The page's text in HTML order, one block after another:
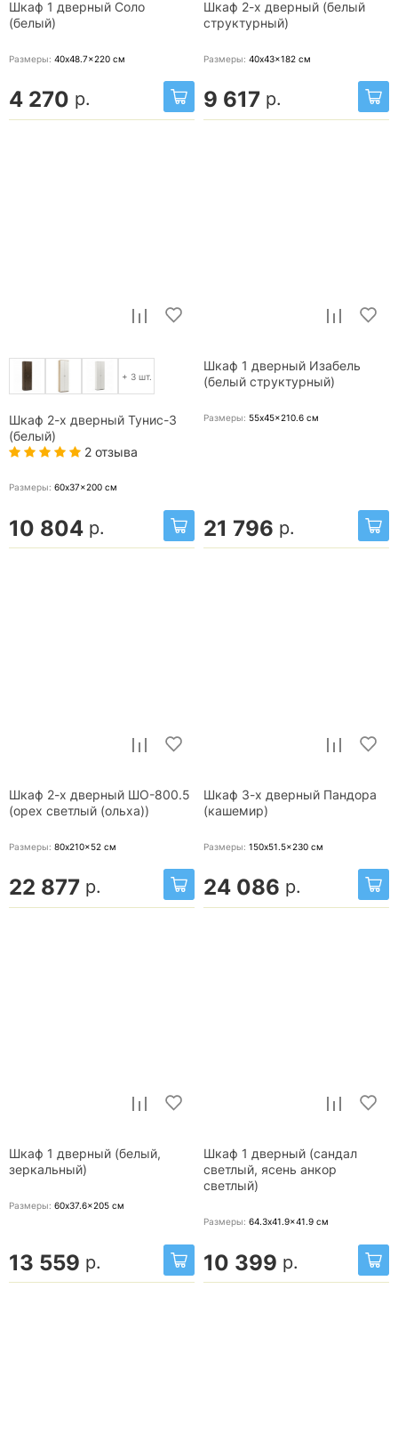
Шкаф 1 дверный Соло
(белый)
Размеры: 40x48.7x220 см
4 270 р.
Шкаф 2-х дверный (белый
структурный)
Размеры: 40x43x182 см
9 617 р.
+ 3 шт.
Шкаф 2-х дверный Тунис-3
(белый)
2 отзыва
Размеры: 60x37x200 см
10 804 р.
Шкаф 1 дверный Изабель
(белый структурный)
Размеры: 55x45x210.6 см
21 796 р.
Шкаф 2-х дверный ШО-800.5
(орех светлый (ольха))
Размеры: 80x210x52 см
22 877 р.
Шкаф 3-х дверный Пандора
(кашемир)
Размеры: 150x51.5x230 см
24 086 р.
Шкаф 1 дверный (белый,
зеркальный)
Размеры: 60x37.6x205 см
13 559 р.
Шкаф 1 дверный (сандал
светлый, ясень анкор
светлый)
Размеры: 64.3x41.9x41.9 см
10 399 р.